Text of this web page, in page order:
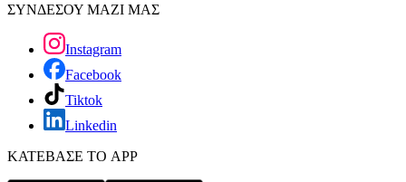
ΣΥΝΔΕΣΟΥ ΜΑΖΙ ΜΑΣ
Instagram
Facebook
Tiktok
Linkedin
ΚΑΤΕΒΑΣΕ ΤΟ APP